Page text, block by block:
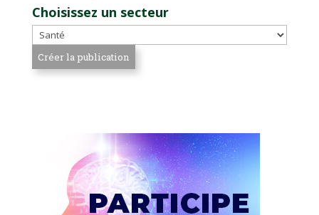
Choisissez un secteur